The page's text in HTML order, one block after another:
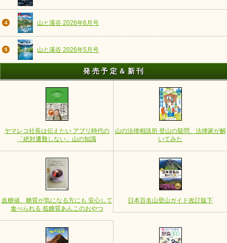
4 山と溪谷 2026年6月号
5 山と溪谷 2026年5月号
発売予定＆新刊
ヤマレコ社長は伝えたい アプリ時代の
「絶対遭難しない」山の知識
山の法律相談所 登山の疑問、法律家が解
いてみた
血糖値、糖質が気になる方にも 安心して
食べられる 低糖質あんこのおやつ
日本百名山登山ガイド改訂版下